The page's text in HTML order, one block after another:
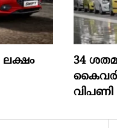
34
വിപണി